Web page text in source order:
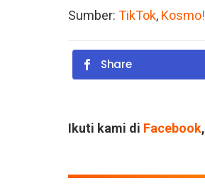
Sumber: TikTok, Kosmo!
Share
Ikuti kami di Facebook,